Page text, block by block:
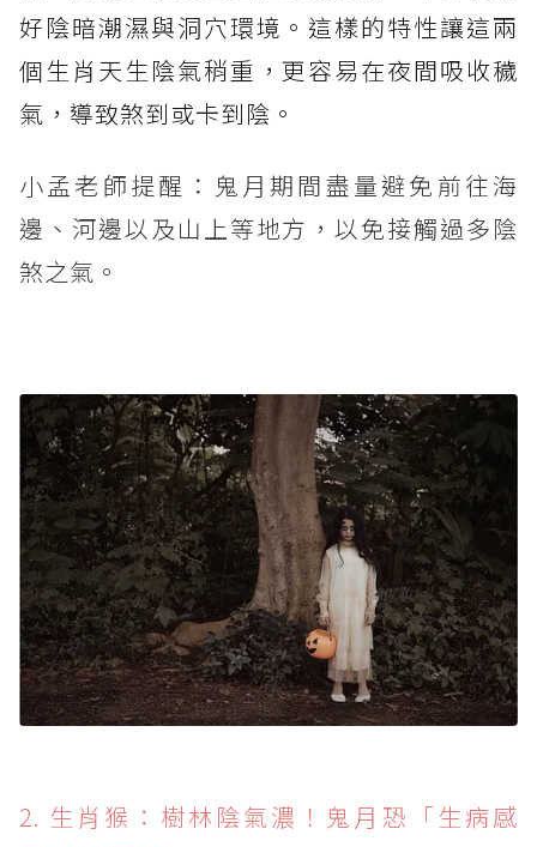
好陰暗潮濕與洞穴環境。這樣的特性讓這兩
個生肖天生陰氣稍重，更容易在夜間吸收穢
氣，導致煞到或卡到陰。
小孟老師提醒：鬼月期間盡量避免前往海
邊、河邊以及山上等地方，以免接觸過多陰
煞之氣。
2. 生肖猴：樹林陰氣濃！鬼月恐「生病感